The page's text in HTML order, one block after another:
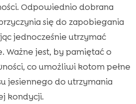
Odpowiednio dobrana
się do zapobiegania
jednocześnie utrzymać
Ważne jest, by pamiętać o
co umożliwi kotom pełne
jesiennego do utrzymania
kondycji.